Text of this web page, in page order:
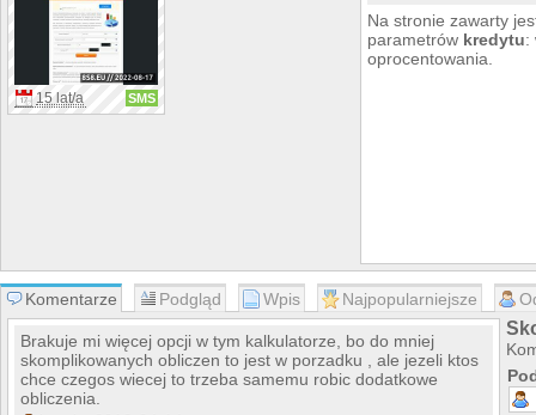
15 lat/a SMS
Na stronie zawarty
parametrów kredytu:
oprocentowania.
Komentarze Podgląd Wpis Najpopularniejsze
Brakuje mi więcej opcji w tym kalkulatorze, bo do mniej
skomplikowanych obliczen to jest w porzadku , ale jezeli ktos
chce czegos wiecej to trzeba samemu robic dodatkowe
obliczenia.